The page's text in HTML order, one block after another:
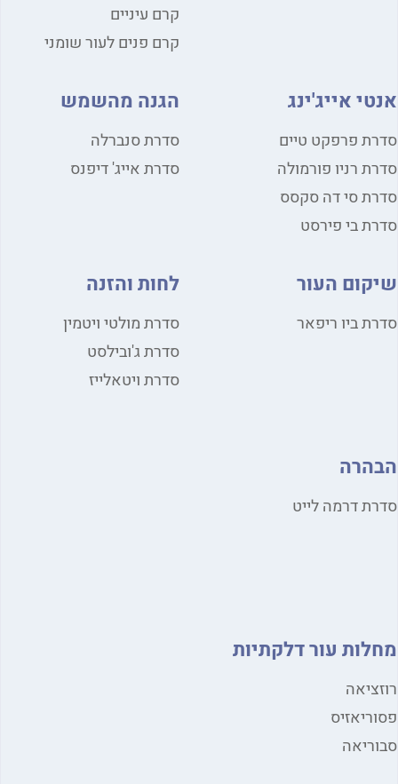
קרם עיניים
קרם פנים לעור שומני
אייג'ינג
פרפקט טיים
רניו פורמולה
סי דה סקסס
בי פירסט
העור
ביו ריפאר
הגנה מהשמש
סדרת סנברלה
סדרת אייג' דיפנס
לחות והזנה
סדרת מולטי ויטמין
סדרת ג'ובילסט
סדרת ויטאלייז
דרמה לייט
עור דלקתיות